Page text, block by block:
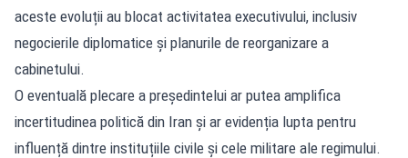
aceste evoluții au blocat activitatea executivului, inclusiv
negocierile diplomatice și planurile de reorganizare a
cabinetului.
O eventuală plecare a președintelui ar putea amplifica
incertitudinea politică din Iran și ar evidenția lupta pentru
influență dintre instituțiile civile și cele militare ale regimului.